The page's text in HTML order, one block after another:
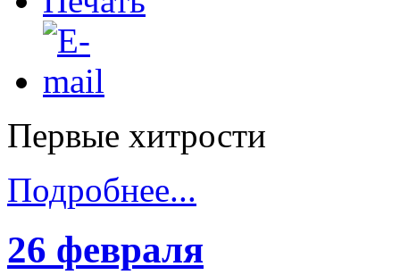
Первые хитрости
Подробнее...
26 февраля